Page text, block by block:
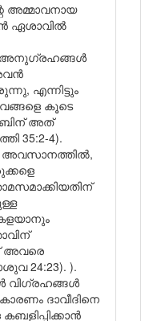
അമ്മാവനായ
ഏശാവിൽ
അനുഗ്രഹങ്ങൾ
എന്നിട്ടും
കൂടെ
അത്
35:2-4).
അവസാനത്തിൽ,
അവരെ
24:23). ).
വിഗ്രഹങ്ങൾ
ദാവീദിനെ